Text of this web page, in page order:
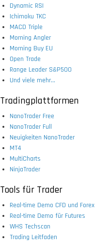
Dynamic RSI
Ichimoku TKC
MACD Triple
Morning Angler
Morning Buy EU
Open Trade
Range Leader S&P500
Und viele mehr...
Tradingplattformen
NanoTrader Free
NanoTrader Full
Neuigkeiten NanoTrader
MT4
MultiCharts
NinjaTrader
Tools für Trader
Real-time Demo CFD und Forex
Real-time Demo für Futures
WHS Techscan
Trading Leitfaden